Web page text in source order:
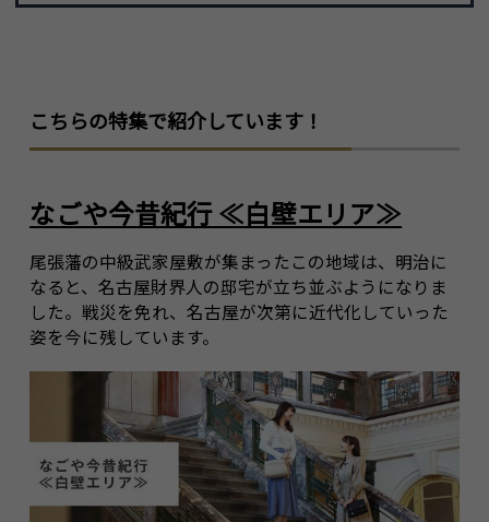
こちらの特集で紹介しています！
なごや今昔紀行 ≪白壁エリア≫
尾張藩の中級武家屋敷が集まったこの地域は、明治に
なると、名古屋財界人の邸宅が立ち並ぶようになりま
した。戦災を免れ、名古屋が次第に近代化していった
姿を今に残しています。